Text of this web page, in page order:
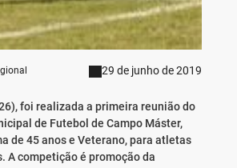
29 de junho de 2019
foi realizada a primeira reunião do
de Futebol de Campo Máster,
de 45 anos e Veterano, para atletas
A competição é promoção da